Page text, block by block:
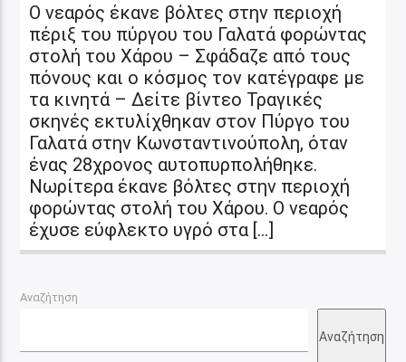
Ο νεαρός έκανε βόλτες στην περιοχή
πέριξ του πύργου του Γαλατά φορώντας
στολή του Χάρου – Σφάδαζε από τους
πόνους και ο κόσμος τον κατέγραφε με
τα κινητά – Δείτε βίντεο Τραγικές
σκηνές εκτυλίχθηκαν στον Πύργο του
Γαλατά στην Κωνσταντινούπολη, όταν
ένας 28χρονος αυτοπυρπολήθηκε.
Νωρίτερα έκανε βόλτες στην περιοχή
φορώντας στολή του Χάρου. Ο νεαρός
έχυσε εύφλεκτο υγρό στα […]
Αναζήτηση
Αναζήτηση